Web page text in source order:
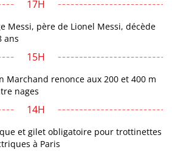
17H
Messi, père de Lionel Messi, décède
ans
15H
Marchand renonce aux 200 et 400 m
nages
14H
et gilet obligatoire pour trottinettes
à Paris